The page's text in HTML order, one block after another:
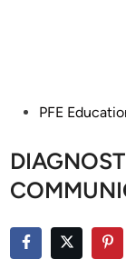
PostedPFE